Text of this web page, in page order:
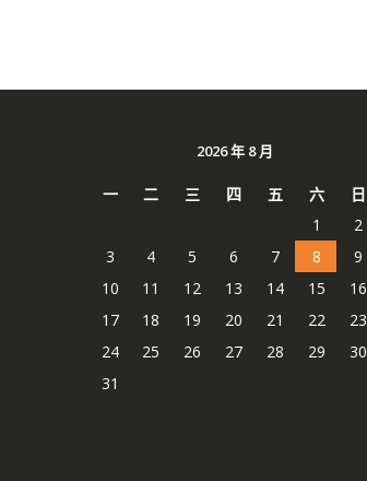
2026 年 8 月
一 二 三 四 五 六
日
1
2
3
4 5 6 7 8
9
10
11 12 13 14 15
16
17
18 19 20 21 22
23
24
25 26 27 28 29
30
31